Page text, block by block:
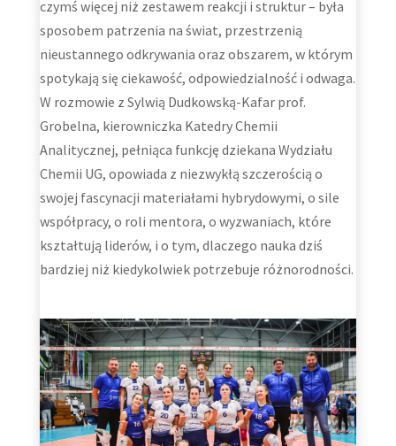
czymś więcej niż zestawem reakcji i struktur – była
sposobem patrzenia na świat, przestrzenią
nieustannego odkrywania oraz obszarem, w którym
spotykają się ciekawość, odpowiedzialność i odwaga.
W rozmowie z Sylwią Dudkowską-Kafar prof.
Grobelna, kierowniczka Katedry Chemii
Analitycznej, pełniąca funkcję dziekana Wydziału
Chemii UG, opowiada z niezwykłą szczerością o
swojej fascynacji materiałami hybrydowymi, o sile
współpracy, o roli mentora, o wyzwaniach, które
kształtują liderów, i o tym, dlaczego nauka dziś
bardziej niż kiedykolwiek potrzebuje różnorodności.